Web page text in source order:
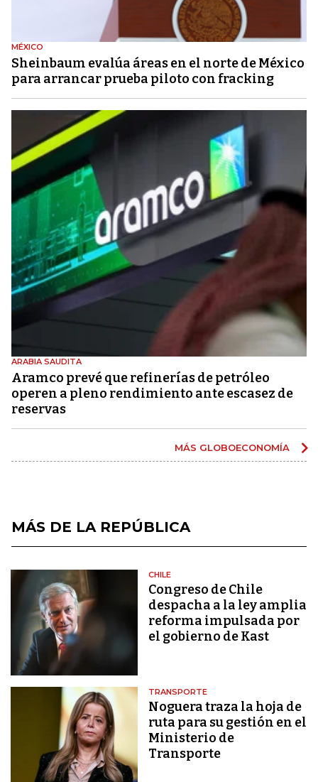
MÉXICO
Sheinbaum evalúa áreas en el norte de México
para arrancar prueba piloto con fracking
ARABIA SAUDITA
Aramco prevé que refinerías de petróleo
operen a pleno rendimiento ante escasez de
reservas
MÁS GLOBOECONOMÍA
MÁS DE LA REPÚBLICA
CHILE
Congreso de Chile
despacha a la ley amplia
reforma impulsada por
el gobierno de Kast
TRANSPORTE
Noguera traza la hoja de
ruta para su gestión en el
Ministerio de
Transporte